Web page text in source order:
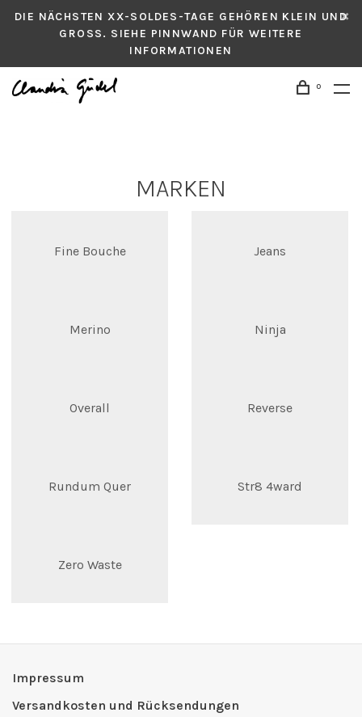
DIE NÄCHSTEN XX-SOLDES-TAGE GEHÖREN KLEIN UND
GROSS. SIEHE PINNWAND FÜR WEITERE
INFORMATIONEN
0
MARKEN
Fine Bouche Jeans
Merino Ninja
Overall Reverse
Rundum Quer Str8 4ward
Zero Waste
Impressum
Versandkosten und Rücksendungen